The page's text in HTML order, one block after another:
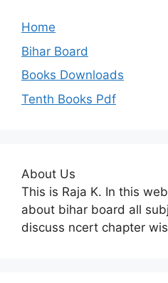
Home
Bihar Board
Books Downloads
Tenth Books Pdf
About Us
This is Raja K. In this
about bihar board all
discuss ncert chapter